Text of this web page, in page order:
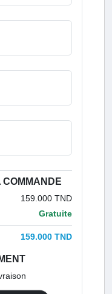
159.000 TND
Gratuite
159.000 TND